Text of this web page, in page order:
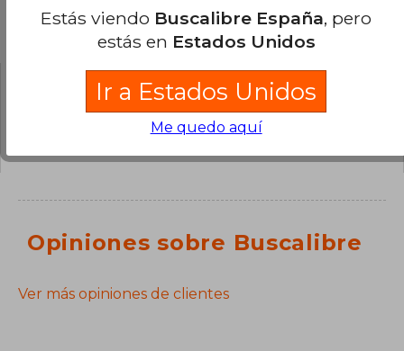
Preguntas y respuestas sobre el libro
¿Tienes una pregunta sobre el libro?
para poder agregar tu propia pregunta.
Opiniones sobre Buscalibre
Ver más opiniones de clientes
Estás viendo Buscalibre España, pero
estás en Estados Unidos
Ir a Estados Unidos
Me quedo aquí